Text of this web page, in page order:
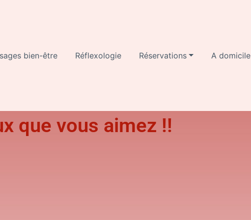
bien-être Réflexologie Réservations A domicile
que vous aimez !!